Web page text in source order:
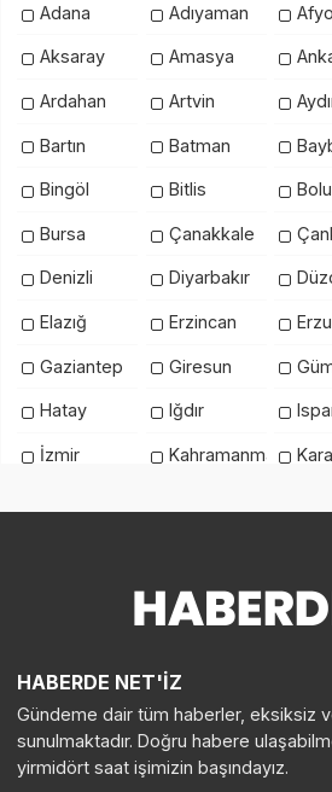
Adana Adıyaman
Aksaray Amasya
Ardahan Artvin
Bartın Batman
Bingöl Bitlis Bolu
Bursa Çanakkale
Denizli Diyarbakır
Elazığ Erzincan
Gaziantep Giresun
Hatay Iğdır
İzmir Kahramanmaraş
Kütahya
Mersin
Nevşehir Niğde
Rize Sakarya
Siirt Sinop
HABERDE NET'İZ
Gündeme dair tüm haberler, eksiksiz
sunulmaktadır. Doğru habere
yirmidört saat işimizin başındayız.